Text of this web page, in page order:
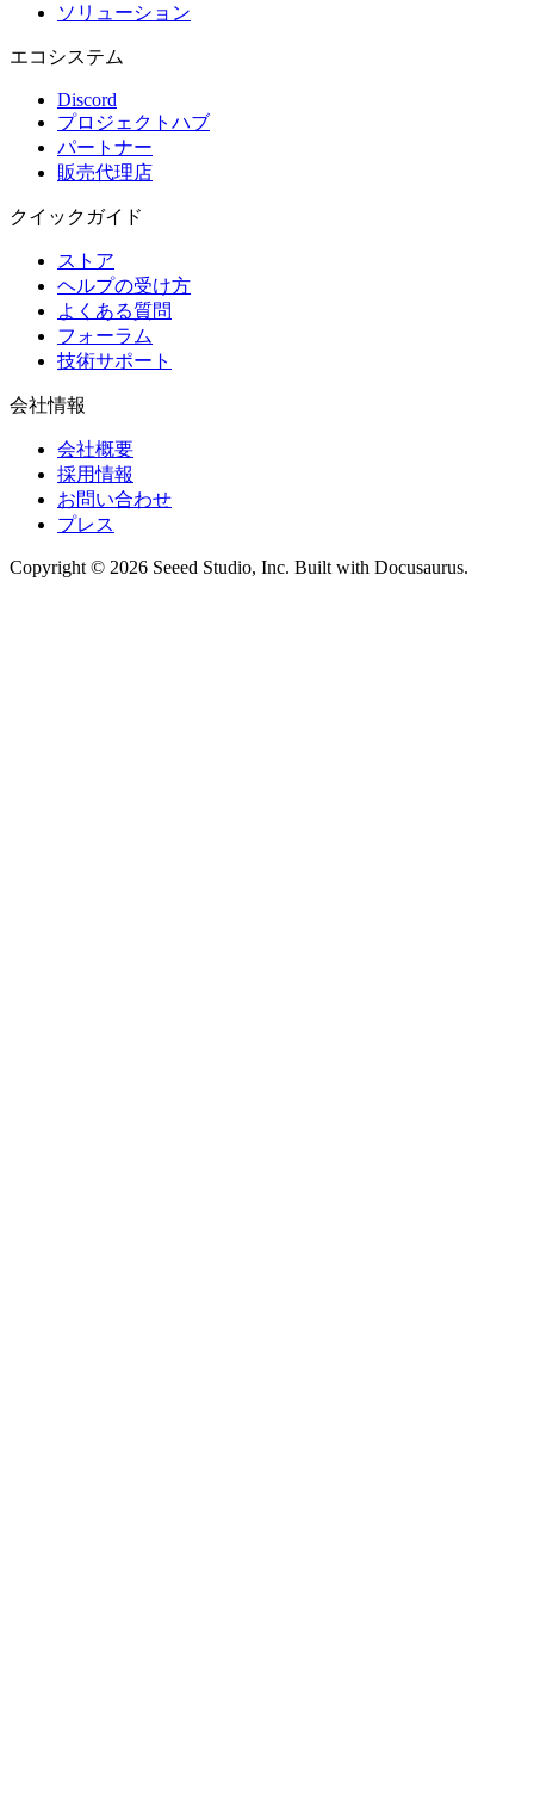
ソリューション
エコシステム
Discord
プロジェクトハブ
パートナー
販売代理店
クイックガイド
ストア
ヘルプの受け方
よくある質問
フォーラム
技術サポート
会社情報
会社概要
採用情報
お問い合わせ
プレス
Copyright © 2026 Seeed Studio, Inc. Built with Docusaurus.